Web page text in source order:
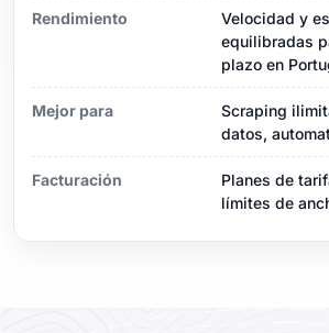
Rendimiento
Velocidad y
equilibradas
plazo en
Mejor para
Scraping
datos,
Facturación
Planes de
límites de